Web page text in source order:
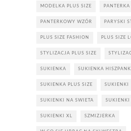
MODELKA PLUS SIZE PANTERKA
PANTERKOWY WZÓR PARYSKI
PLUS SIZE FASHION PLUS SIZE
STYLIZACJA PLUS SIZE
SUKIENKA SUKIENKA
SUKIENKA PLUS SIZE SUKIENKI
SUKIENKI NA SWIETA SUKIENKI
SUKIENKI XL SZMIZJERKA